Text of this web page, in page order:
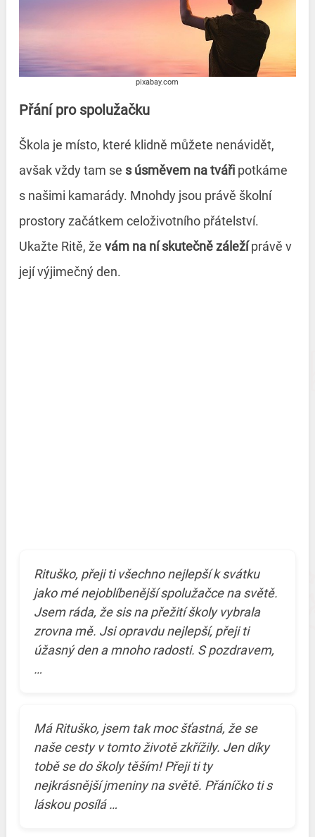
pixabay.com
Přání pro spolužačku
Škola je místo, které klidně můžete nenávidět,
avšak vždy tam se s úsměvem na tvářipotkáme
s našimi kamarády. Mnohdy jsou právě školní
prostory začátkem celoživotního přátelství.
Ukažte Ritě, že vám na ní skutečně záležíprávě v
její výjimečný den.
Rituško, přeji ti všechno nejlepší k svátku
jako mé nejoblíbenější spolužačce na světě.
Jsem ráda, že sis na přežití školy vybrala
zrovna mě. Jsi opravdu nejlepší, přeji ti
úžasný den a mnoho radosti. S pozdravem,
…
Má Rituško, jsem tak moc šťastná, že se
naše cesty v tomto životě zkřížily. Jen díky
tobě se do školy těším! Přeji ti ty
nejkrásnější jmeniny na světě. Přáníčko ti s
láskou posílá …